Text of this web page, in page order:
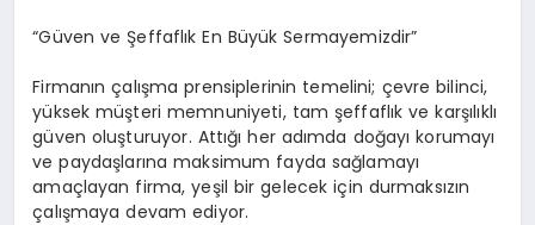
“Güven ve Şeffaflık En Büyük Sermayemizdir”
Firmanın çalışma prensiplerinin temelini; çevre bilinci,
yüksek müşteri memnuniyeti, tam şeffaflık ve karşılıklı
güven oluşturuyor. Attığı her adımda doğayı korumayı
ve paydaşlarına maksimum fayda sağlamayı
amaçlayan firma, yeşil bir gelecek için durmaksızın
çalışmaya devam ediyor.